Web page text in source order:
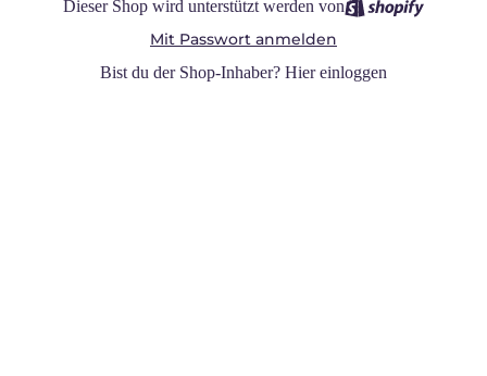
Dieser Shop wird unterstützt werden von
Mit Passwort anmelden
Bist du der Shop-Inhaber? Hier einloggen